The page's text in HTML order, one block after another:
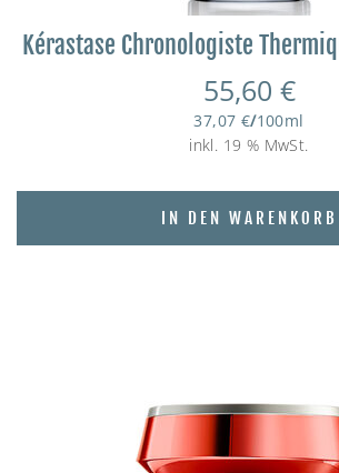
Kérastase Chronologiste
55,60 €
37,07 €/100ml
inkl. 19 % MwSt.
IN DEN WARENKORB